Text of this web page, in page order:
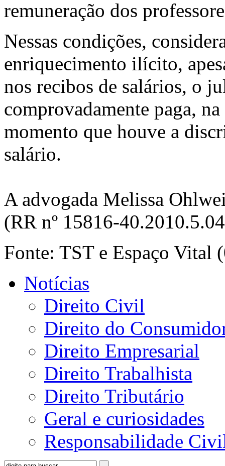
remuneração dos
Nessas condições,
enriquecimento ilícito,
nos recibos de salários, o
comprovadamente paga,
momento que houve a
salário.
A advogada Melissa
(RR nº 15816-
Fonte: TST e Espaço Vital
Notícias
Direito Civil
Direito do
Direito Empresarial
Direito Trabalhista
Direito Tributário
Geral e curiosidades
Responsabilidade